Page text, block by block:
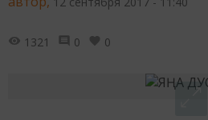
1321 0 0